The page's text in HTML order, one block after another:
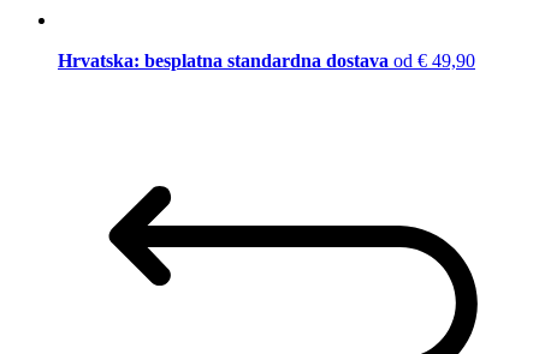
Hrvatska: besplatna standardna dostava od € 49,90